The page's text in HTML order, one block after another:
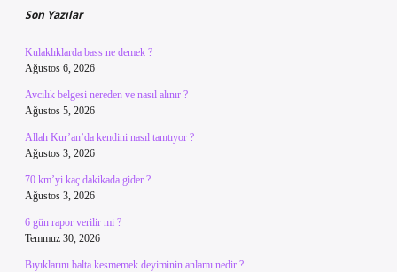
Son Yazılar
Kulaklıklarda bass ne demek ?
Ağustos 6, 2026
Avcılık belgesi nereden ve nasıl alınır ?
Ağustos 5, 2026
Allah Kur’an’da kendini nasıl tanıtıyor ?
Ağustos 3, 2026
70 km’yi kaç dakikada gider ?
Ağustos 3, 2026
6 gün rapor verilir mi ?
Temmuz 30, 2026
Bıyıklarını balta kesmemek deyiminin anlamı nedir ?